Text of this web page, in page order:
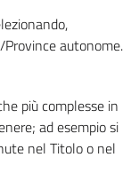
autonome.
più complesse in
ad esempio si
nel Titolo o nel